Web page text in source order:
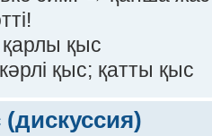
қыс
қыс; қатты қыс
(дискуссия)